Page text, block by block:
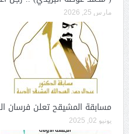
مارس 25, 2026
مسابقة المشيقح تعلن فرسان
يونيو 02, 2025